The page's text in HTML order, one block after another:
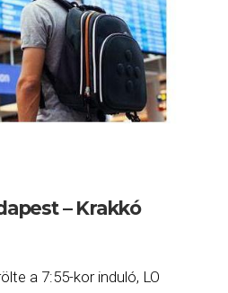
– Krakkó
a 7:55-kor induló, LO